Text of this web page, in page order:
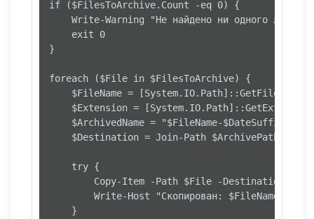
if ($FilesToArchive.Count -eq 0) {
Write-Warning "Не найдено ни одного лог-
    exit 0
}
foreach ($File in $FilesToArchive) {
$FileName =
$Extension =
$ArchivedName = "$FileName-
$Destination = Join-Path $ArchivePath
    try {
Copy-Item -Path $File -Destination
Write-Host "Скопирован:
    }